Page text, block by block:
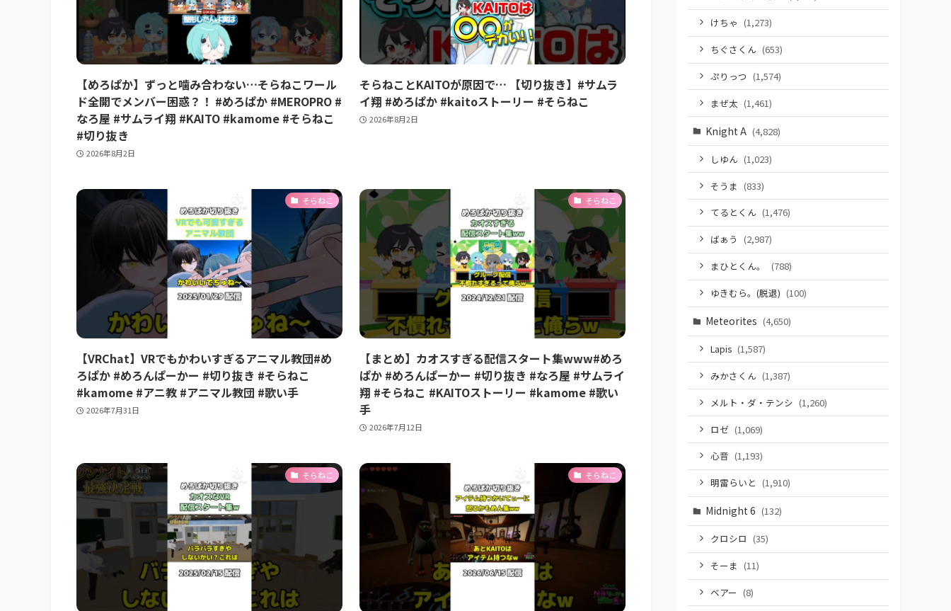
【めろぱか】ずっと噛み合わない…そらねこワール
ド全開でメンバー困惑？！ #めろぱか #MEROPRO #
なろ屋 #サムライ翔 #KAITO #kamome #そらねこ
#切り抜き
2026年8月2日
そらねことKAITOが原因で… 【切り抜き】#サムラ
イ翔 #めろぱか #kaitoストーリー #そらねこ
2026年8月2日
そらねこ
【VRChat】VRでもかわいすぎるアニマル教団#め
ろぱか #めろんぱーかー #切り抜き #そらねこ
#kamome #アニ教 #アニマル教団 #歌い手
2026年7月31日
そらねこ
【まとめ】カオスすぎる配信スタート集www#めろ
ぱか #めろんぱーかー #切り抜き #なろ屋 #サムライ
翔 #そらねこ #KAITOストーリー #kamome #歌い
手
2026年7月12日
そらねこ そらねこ
けちゃ (1,273)
ちぐさくん (653)
ぷりっつ (1,574)
まぜ太 (1,461)
Knight A (4,828)
しゆん (1,023)
そうま (833)
てるとくん (1,476)
ばぁう (2,987)
まひとくん。
(788)
ゆきむら。(脱退) (100)
Meteorites (4,650)
Lapis (1,587)
みかさくん (1,387)
メルト・ダ・テンシ (1,260)
ロゼ (1,069)
心音 (1,193)
明雷らいと (1,910)
Midnight 6 (132)
クロシロ (35)
そーま (11)
ベアー (8)